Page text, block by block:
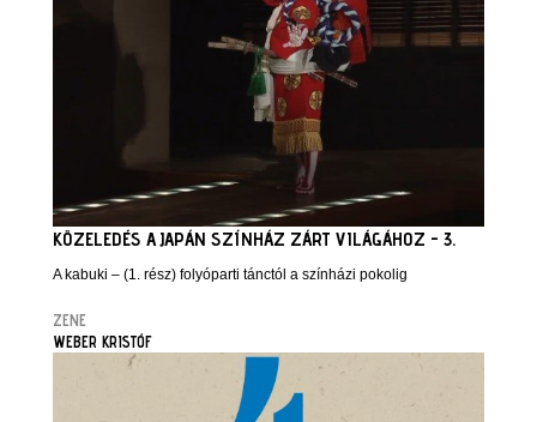
KÖZELEDÉS A JAPÁN SZÍNHÁZ ZÁRT VILÁGÁHOZ - 3.
A kabuki – (1. rész) folyóparti tánctól a színházi pokolig
ZENE
WEBER KRISTÓF